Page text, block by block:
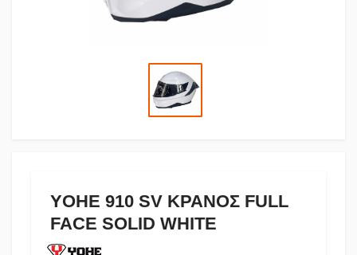
YOHE 910 SV ΚΡΑΝΟΣ FULL
FACE SOLID WHITE